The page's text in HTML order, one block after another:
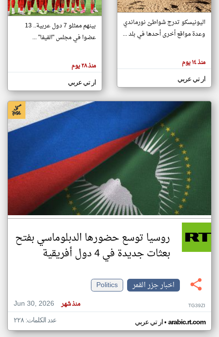
تغيير الدولة
اخبار جزر القمر على مدار الساعة
أهم اخبار جزر القمر العاجلة والمباشرة
هنا عن
وجهة
كاتبيها.
اليونيسكو تدرج شواطئ نورماندي
وعدة مواقع أخرى أحدها في بلد ...
منذ ١٤ يوم
ار تي عربي
بينهم ممثلو 7 دول عربية.. 13
عضوا في مجلس "الفيفا" ...
منذ ٢٨ يوم
ار تي عربي
روسيا توسع حضورها الدبلوماسي بفتح
بعثات جديدة في 4 دول أفريقية
اخبار جزر القمر
Politics
Jun 30, 2026
منذ شهر TG39ZI
ار تي عربي• arabic.rt.com عدد الكلمات: ٢٢٨
klyoum.com